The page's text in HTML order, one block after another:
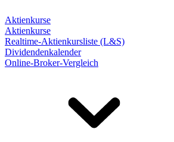
Aktienkurse
Aktienkurse
Realtime-Aktienkursliste (L&S)
Dividendenkalender
Online-Broker-Vergleich